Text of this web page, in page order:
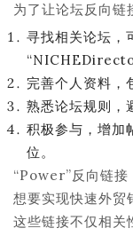
为了让论坛反向链
寻找相关论坛，
完善个人资料，
熟悉论坛规则，
积极参与，增加
位。
“Power”反向链接
想要实现快速外贸
这些链接不仅相关